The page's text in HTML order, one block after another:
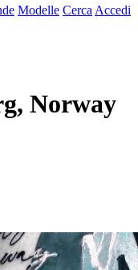
Modelle Cerca Accedi
Norway